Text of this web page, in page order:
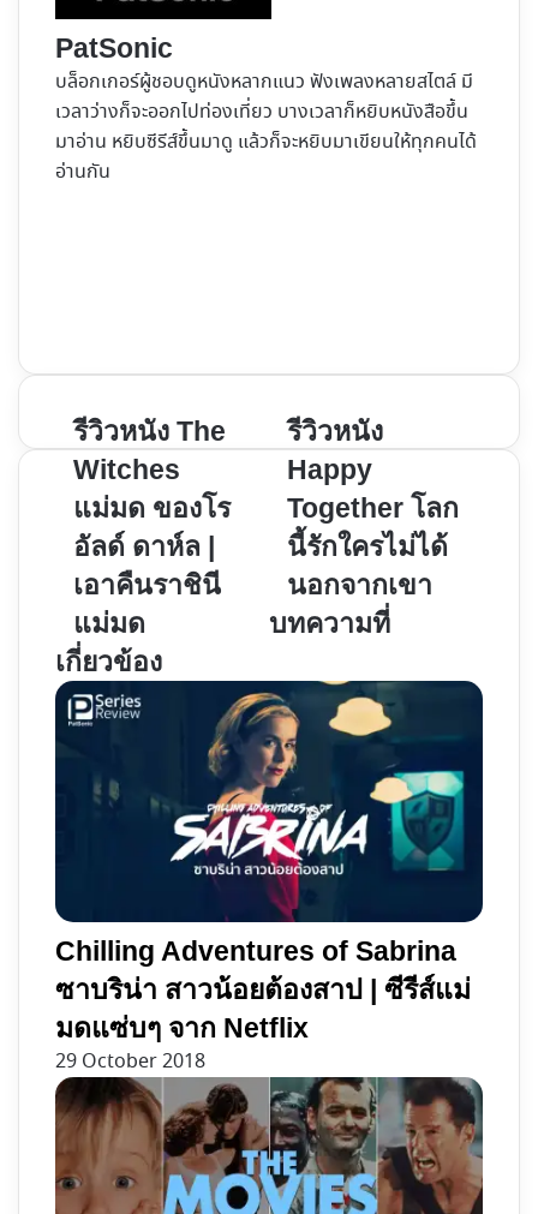
PatSonic
บล็อกเกอร์ผู้ชอบดูหนังหลากแนว ฟังเพลงหลายสไตล์ มี
เวลาว่างก็จะออกไปท่องเที่ยว บางเวลาก็หยิบหนังสือขึ้น
มาอ่าน หยิบซีรีส์ขึ้นมาดู แล้วก็จะหยิบมาเขียนให้ทุกคนได้
อ่านกัน
รีวิว
หนัง
The
Witches
แม่มด
ของ
อัลด์
ดาห์ล
|
เอา
ราชินี
แม่มด
รีวิวหนัง The
Witches
แม่มด ของโร
อัลด์ ดาห์ล |
เอาคืนราชินี
แม่มด
รีวิว
หนัง
Happy
Together
โลก
นี้
ใคร
ได้
นอกจาก
เขา
รีวิวหนัง
Happy
Together โลก
นี้รักใครไม่ได้
นอกจากเขา
บทความที่
เกี่ยวข้อง
Chilling Adventures of Sabrina
ซาบริน่า สาวน้อยต้องสาป | ซีรีส์แม่
มดแซ่บๆ จาก Netflix
29 October 2018